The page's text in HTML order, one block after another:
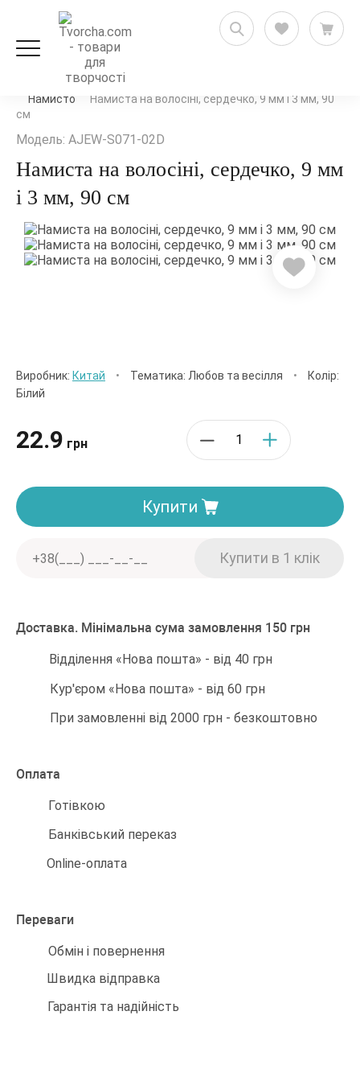
Рукоділля і флористика
Намисто
Намиста на волосіні, сердечко, 9 мм і 3 мм, 90
см
Модель: AJEW-S071-02D
Намиста на волосіні, сердечко, 9 мм
і 3 мм, 90 см
Виробник: Китай • Тематика: Любов та весілля •
Колір:
Білий
22.9 грн
Купити
Доставка. Мінімальна сума замовлення 150 грн
Відділення «Нова пошта» - від 40 грн
Кур'єром «Нова пошта» - від 60 грн
При замовленні від 2000 грн - безкоштовно
Оплата
Готівкою
Банківський переказ
Online-оплата
Переваги
Обмін і повернення
Швидка відправка
Гарантія та надійність